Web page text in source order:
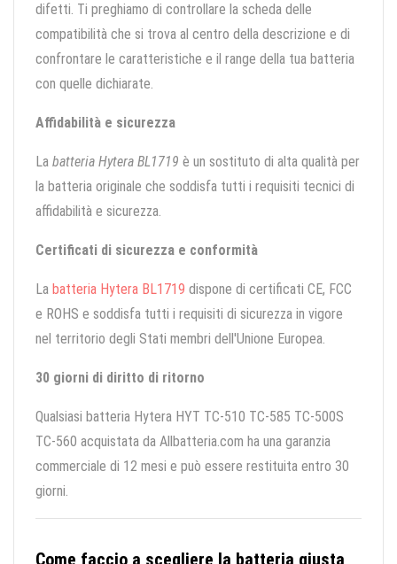
difetti. Ti preghiamo di controllare la scheda delle
compatibilità che si trova al centro della descrizione e di
confrontare le caratteristiche e il range della tua batteria
con quelle dichiarate.
Affidabilità e sicurezza
La batteria Hytera BL1719 è un sostituto di alta qualità per
la batteria originale che soddisfa tutti i requisiti tecnici di
affidabilità e sicurezza.
Certificati di sicurezza e conformità
La batteria Hytera BL1719 dispone di certificati CE, FCC
e ROHS e soddisfa tutti i requisiti di sicurezza in vigore
nel territorio degli Stati membri dell'Unione Europea.
30 giorni di diritto di ritorno
Qualsiasi batteria Hytera HYT TC-510 TC-585 TC-500S
TC-560 acquistata da Allbatteria.com ha una garanzia
commerciale di 12 mesi e può essere restituita entro 30
giorni.